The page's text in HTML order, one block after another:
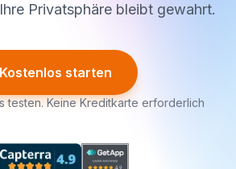
Privatsphäre bleibt gewahrt.
Kostenlos starten
testen. Keine Kreditkarte erforderlich